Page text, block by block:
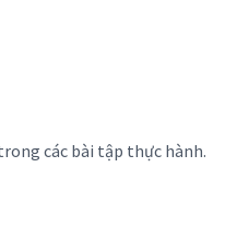
các bài tập thực hành.